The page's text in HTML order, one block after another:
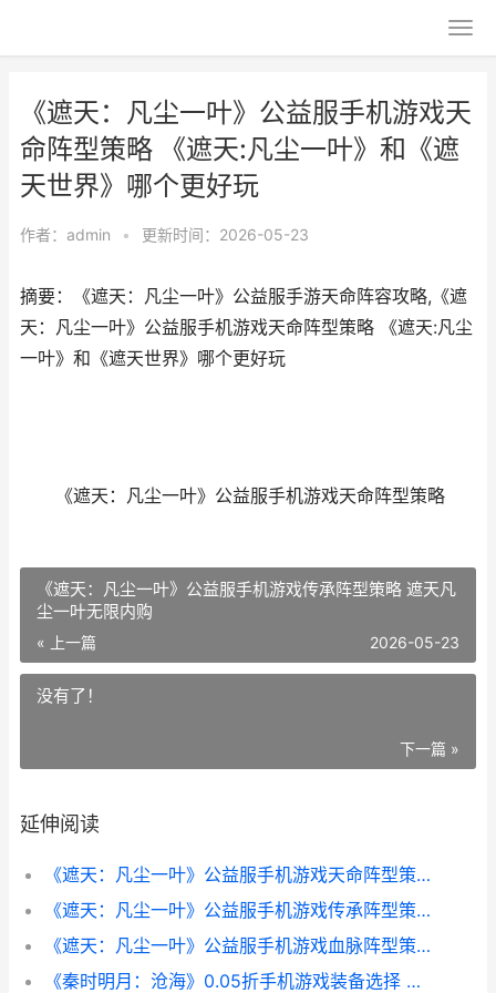
《遮天：凡尘一叶》公益服手机游戏天
命阵型策略 《遮天:凡尘一叶》和《遮
天世界》哪个更好玩
作者： admin • 更新时间：2026-05-23
摘要：《遮天：凡尘一叶》公益服手游天命阵容攻略,《遮
天：凡尘一叶》公益服手机游戏天命阵型策略 《遮天:凡尘
一叶》和《遮天世界》哪个更好玩
《遮天：凡尘一叶》公益服手机游戏天命阵型策略
《遮天：凡尘一叶》公益服手机游戏传承阵型策略 遮天凡
尘一叶无限内购
« 上一篇 2026-05-23
没有了！
下一篇 »
延伸阅读
《遮天：凡尘一叶》公益服手机游戏天命阵型策略 《遮天:凡尘一叶》和《遮天世界》哪个更好玩
《遮天：凡尘一叶》公益服手机游戏传承阵型策略 遮天凡尘一叶无限内购
《遮天：凡尘一叶》公益服手机游戏血脉阵型策略 《遮天:凡尘一叶》
《秦时明月：沧海》0.05折手机游戏装备选择 秦时明月6:沧海横流小说